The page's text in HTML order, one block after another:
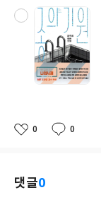
좋
0
댓
0
작
댓글0